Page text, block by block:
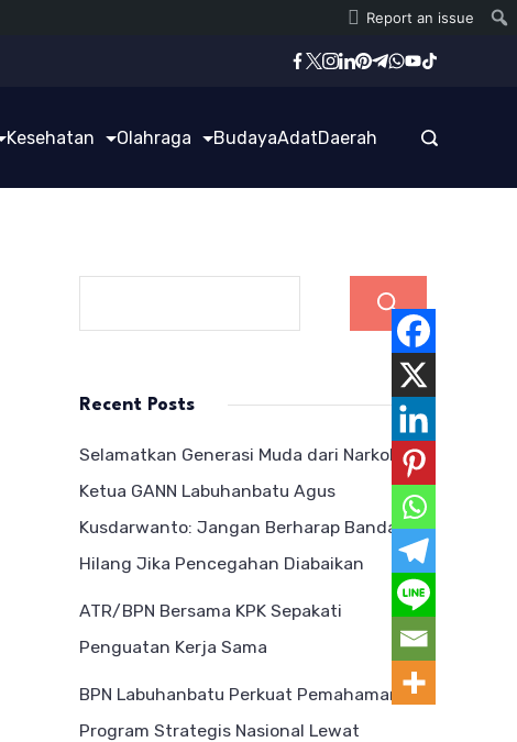
Report an issue
Kesehatan Olahraga BudayaAdatDaerah
Recent Posts
Selamatkan Generasi Muda dari Narkoba,
Ketua GANN Labuhanbatu Agus
Kusdarwanto: Jangan Berharap Bandar
Hilang Jika Pencegahan Diabaikan
ATR/BPN Bersama KPK Sepakati
Penguatan Kerja Sama
BPN Labuhanbatu Perkuat Pemahaman
Program Strategis Nasional Lewat